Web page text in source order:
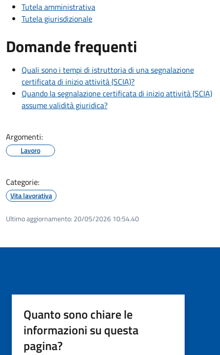
Tutela amministrativa
Tutela giurisdizionale
Domande frequenti
Quali sono i tempi di istruttoria di una segnalazione
certificata di inizio attività (SCIA)?
Quando la segnalazione certificata di inizio attività (SCIA)
assume validità giuridica?
Argomenti:
Lavoro
Categorie:
Vita lavorativa
Ultimo aggiornamento: 20/05/2026 10:54.40
Quanto sono chiare le
informazioni su questa
pagina?